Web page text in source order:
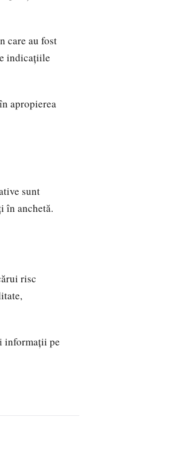
care au fost
indicațiile
apropierea
sunt
în anchetă.
risc
informații pe